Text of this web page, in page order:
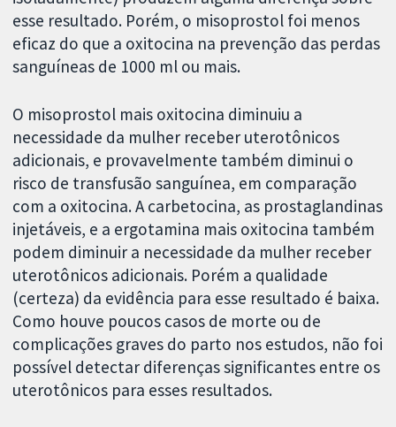
esse resultado. Porém, o misoprostol foi menos
eficaz do que a oxitocina na prevenção das perdas
sanguíneas de 1000 ml ou mais.
O misoprostol mais oxitocina diminuiu a
necessidade da mulher receber uterotônicos
adicionais, e provavelmente também diminui o
risco de transfusão sanguínea, em comparação
com a oxitocina. A carbetocina, as prostaglandinas
injetáveis, e a ergotamina mais oxitocina também
podem diminuir a necessidade da mulher receber
uterotônicos adicionais. Porém a qualidade
(certeza) da evidência para esse resultado é baixa.
Como houve poucos casos de morte ou de
complicações graves do parto nos estudos, não foi
possível detectar diferenças significantes entre os
uterotônicos para esses resultados.